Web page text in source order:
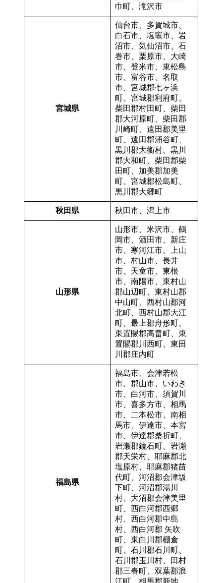
巾町、滝沢市
宮城県
仙台市、多賀城市、
白石市、塩竈市、岩
沼市、気仙沼市、石
巻市、栗原市、大崎
市、登米市、東松島
市、富谷市、名取
市、宮城郡七ヶ浜
町、宮城郡利府町、
柴田郡村田町、柴田
郡大河原町、柴田郡
川崎町、遠田郡美里
町、遠田郡涌谷町、
黒川郡大衡村、黒川
郡大和町、柴田郡柴
田町、加美郡加美
町、宮城郡松島町、
黒川郡大郷町
秋田県 秋田市、潟上市
山形県
山形市、米沢市、鶴
岡市、酒田市、新庄
市、寒河江市、上山
市、村山市、長井
市、天童市、東根
市、南陽市、東村山
郡山辺町、東村山郡
中山町、西村山郡河
北町、西村山郡大江
町、最上郡舟形町、
東置賜郡高畠町、東
置賜郡川西町、東田
川郡庄内町
福島県
福島市、会津若松
市、郡山市、いわき
市、白河市、須賀川
市、喜多方市、相馬
市、二本松市、南相
馬市、伊達市、本宮
市、伊達郡桑折町、
岩瀬郡鏡石町、岩瀬
郡天栄村、耶麻郡北
塩原村、耶麻郡猪苗
代町、河沼郡会津坂
下町、河沼郡湯川
村、大沼郡会津美里
町、西白河郡西郷
村、西白河郡中島
村、西白河郡 矢吹
町、東白川郡棚倉
町、石川郡石川町、
石川郡玉川村、田村
郡三春町、双葉郡浪